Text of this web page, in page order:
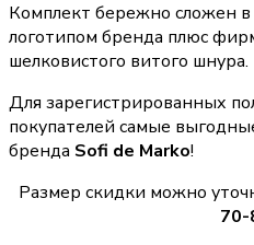
Комплект бережно сложен в
логотипом бренда плюс
шелковистого витого шнура.
Для зарегистрированных
покупателей самые
бренда Sofi de Marko!
Размер скидки можно
70-